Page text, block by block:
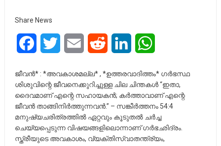
Share News
FacebookTwitter Email Reddit LinkedIn
ജീവൻ* : *അവകാശമല്ല* , *ഉത്തരവാദിത്തം* ഗർഭസ്ഥ
ശിശുവിന്റെ ജീവനെക്കുറിച്ചുള്ള ചില ചിന്തകൾ “ഇതാ,
ദൈവമാണ് എന്റെ സഹായകൻ; കർത്താവാണ് എന്റെ
ജീവൻ താങ്ങിനിർത്തുന്നവൻ.” – സങ്കീർത്തനം 54:4
മനുഷ്യചരിത്രത്തിൽ ഏറ്റവും കൂടുതൽ ചർച്ച
ചെയ്യപ്പെടുന്ന വിഷയങ്ങളിലൊന്നാണ് ഗർഭഛിദ്രം.
സ്ത്രീയുടെ അവകാശം, വ്യക്തിസ്വാതന്ത്ര്യം,